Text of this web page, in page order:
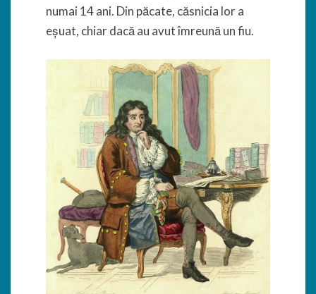
numai 14 ani. Din păcate, căsnicia lor a
eșuat, chiar dacă au avut îmreună un fiu.